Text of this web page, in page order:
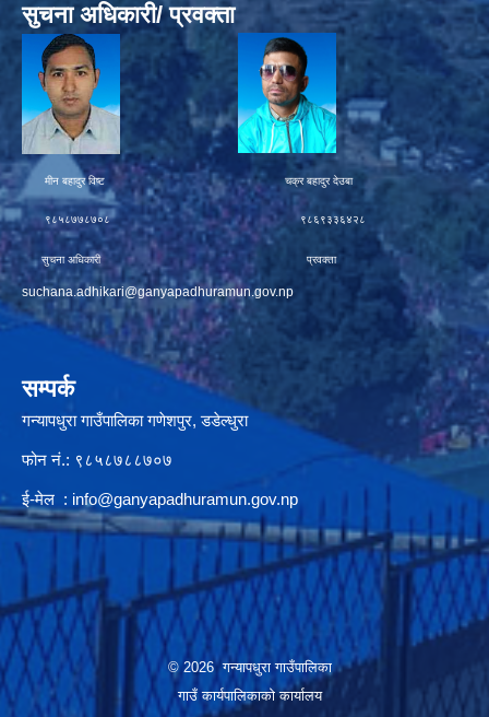
सुचना अधिकारी/ प्रवक्ता
मीन बहादुर विष्ट चक्र बहादुर देउबा
९८५८७७८७०८ ९८६९३३६४२८
सुचना अधिकारी प्रवक्ता
suchana.adhikari@ganyapadhuramun.gov.np
सम्पर्क
गन्यापधुरा गाउँपालिका गणेशपुर, डडेल्धुरा
फोन नं.: ९८५८७८८७०७
ई-मेल : info@ganyapadhuramun.gov.np
© 2026 गन्यापधुरा गाउँपालिका
गाउँ कार्यपालिकाकाे कार्यालय